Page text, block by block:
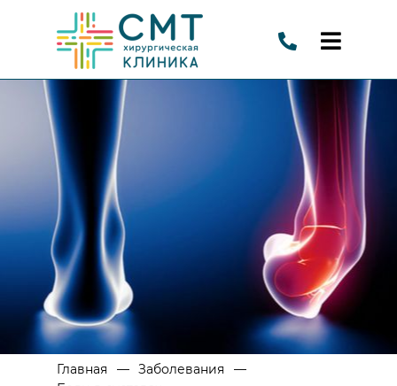
Главная — Заболевания
—